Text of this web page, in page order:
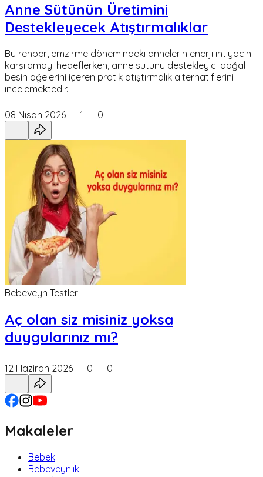
Anne Sütünün Üretimini
Destekleyecek Atıştırmalıklar
Bu rehber, emzirme dönemindeki annelerin enerji ihtiyacını
karşılamayı hedeflerken, anne sütünü destekleyici doğal
besin öğelerini içeren pratik atıştırmalık alternatiflerini
incelemektedir.
08 Nisan 2026 1 0
Bebeveyn Testleri
Aç olan siz misiniz yoksa
duygularınız mı?
12 Haziran 2026 0 0
Makaleler
Bebek
Bebeveynlik